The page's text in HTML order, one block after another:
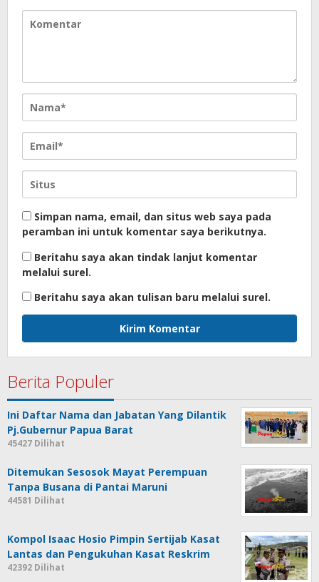
Simpan nama, email, dan situs web saya pada
peramban ini untuk komentar saya berikutnya.
Beritahu saya akan tindak lanjut komentar
melalui surel.
Beritahu saya akan tulisan baru melalui surel.
Berita Populer
Ini Daftar Nama dan Jabatan Yang Dilantik
Pj.Gubernur Papua Barat
45427 Dilihat
Ditemukan Sesosok Mayat Perempuan
Tanpa Busana di Pantai Maruni
44581 Dilihat
Kompol Isaac Hosio Pimpin Sertijab Kasat
Lantas dan Pengukuhan Kasat Reskrim
42392 Dilihat